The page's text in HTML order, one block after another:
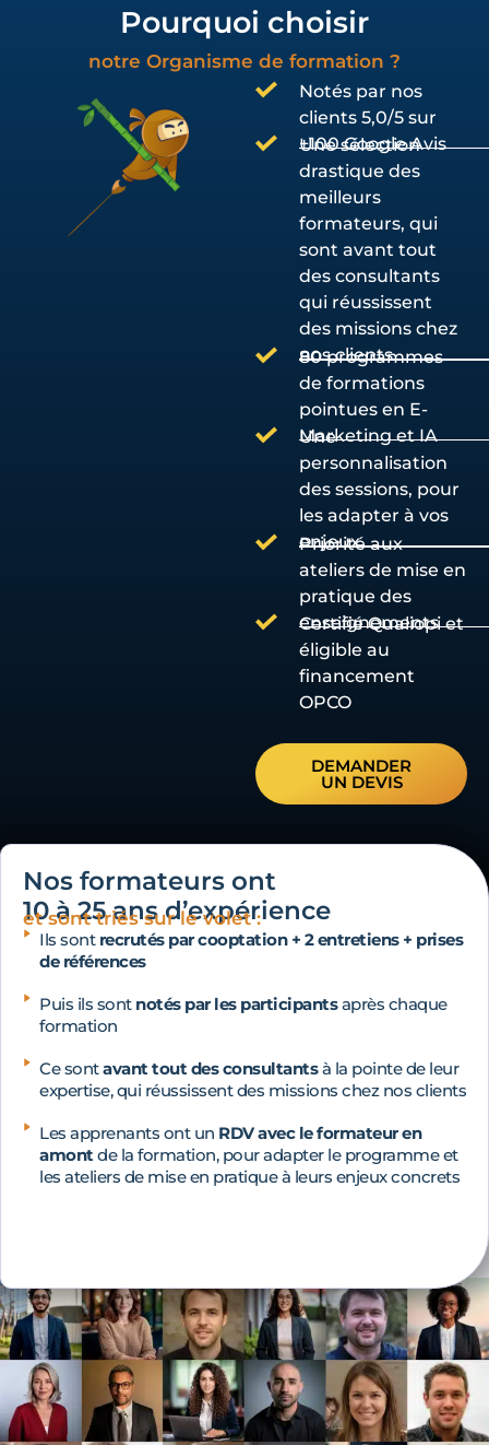
Pourquoi choisir
notre Organisme de formation ?
Notés par nos
clients 5,0/5 sur
+100 Google Avis
Une sélection
drastique des
meilleurs
formateurs, qui
sont avant tout
des consultants
qui réussissent
des missions chez
nos clients
80 programmes
de formations
pointues en E-
Marketing et IA
Une
personnalisation
des sessions, pour
les adapter à vos
enjeux
Priorité aux
ateliers de mise en
pratique des
enseignements
Certifié Qualiopi et
éligible au
financement
OPCO
DEMANDER
UN DEVIS
Nos formateurs ont
10 à 25 ans d’expérience
et sont triés sur le volet :
Ils sont recrutés par cooptation + 2 entretiens + prises
de références
Puis ils sont notés par les participantsaprès chaque
formation
Ce sontavant tout des consultantsà la pointe de leur
expertise, qui réussissent des missions chez nos clients
Les apprenants ont un RDV avec le formateur en
amontde la formation, pour adapter le programme et
les ateliers de mise en pratique à leurs enjeux concrets